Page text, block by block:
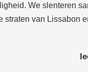
We slenteren
straten van Lissabon